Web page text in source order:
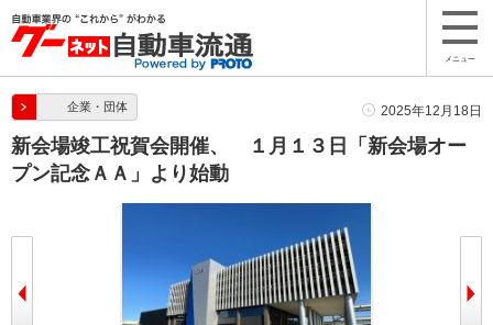
メニュー
企業・団体 2025年12月18日
新会場竣工祝賀会開催、 １月１３日「新会場オー
プン記念ＡＡ」より始動